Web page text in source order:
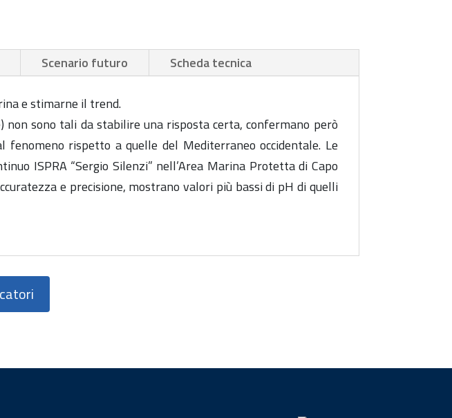
Scenario futuro Scheda tecnica
e stimarne il trend.
sono tali da stabilire una risposta certa, confermano però
rispetto a quelle del Mediterraneo occidentale. Le
ISPRA “Sergio Silenzi” nell’Area Marina Protetta di Capo
e precisione, mostrano valori più bassi di pH di quelli